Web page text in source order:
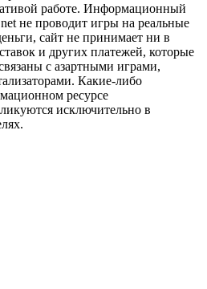
работе. Информационный
не проводит игры на реальные
сайт не принимает ни в
и других платежей, которые
с азартными играми,
Какие-либо
ресурсе
исключительно в